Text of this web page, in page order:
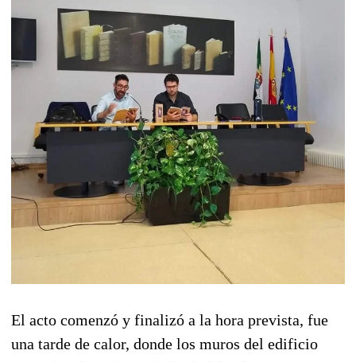
El acto comenzó y finalizó a la hora prevista, fue
una tarde de calor, donde los muros del edificio